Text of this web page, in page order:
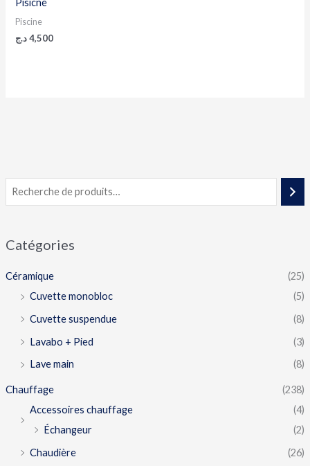
Catégories
Céramique
(25)
Cuvette monobloc
(5)
Cuvette suspendue
(8)
Lavabo + Pied
(3)
Lave main
(8)
Chauffage
(238)
Accessoires chauffage
(4)
Échangeur
(2)
Chaudière
(26)
Pisicne
Piscine
4,500 د.ج